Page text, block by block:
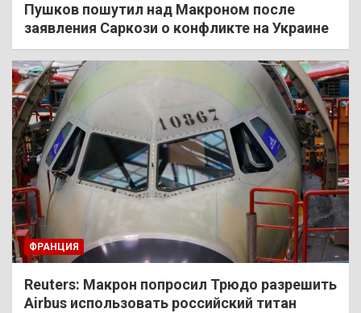
Пушков пошутил над Макроном после
заявления Саркози о конфликте на Украине
ФРАНЦИЯ
Reuters: Макрон попросил Трюдо разрешить
Airbus использовать российский титан